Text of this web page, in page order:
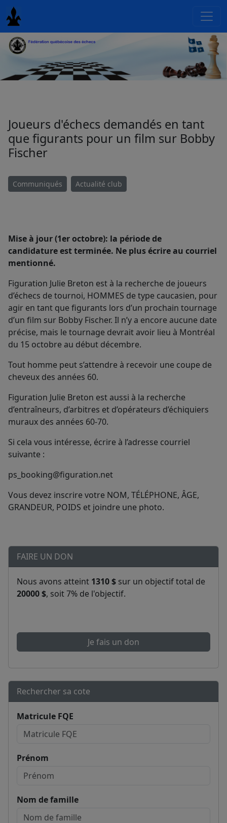
Joueurs d'échecs demandés en tant
que figurants pour un film sur Bobby
Fischer
Communiqués Actualité club
Mise à jour (1er octobre): la période de
candidature est terminée. Ne plus écrire au courriel
mentionné.
Figuration Julie Breton est à la recherche de joueurs
d’échecs de tournoi, HOMMES de type caucasien, pour
agir en tant que figurants lors d’un prochain tournage
d’un film sur Bobby Fischer. Il n’y a encore aucune date
précise, mais le tournage devrait avoir lieu à Montréal
du 15 octobre au début décembre.
Tout homme peut s’attendre à recevoir une coupe de
cheveux des années 60.
Figuration Julie Breton est aussi à la recherche
d’entraîneurs, d’arbitres et d’opérateurs d’échiquiers
muraux des années 60-70.
Si cela vous intéresse, écrire à l’adresse courriel
suivante :
ps_booking@figuration.net
Vous devez inscrire votre NOM, TÉLÉPHONE, ÂGE,
GRANDEUR, POIDS et joindre une photo.
FAIRE UN DON
Nous avons atteint 1310 $ sur un objectif total de
20000 $, soit 7% de l'objectif.
Je fais un don
Rechercher sa cote
Matricule FQE
Prénom
Nom de famille